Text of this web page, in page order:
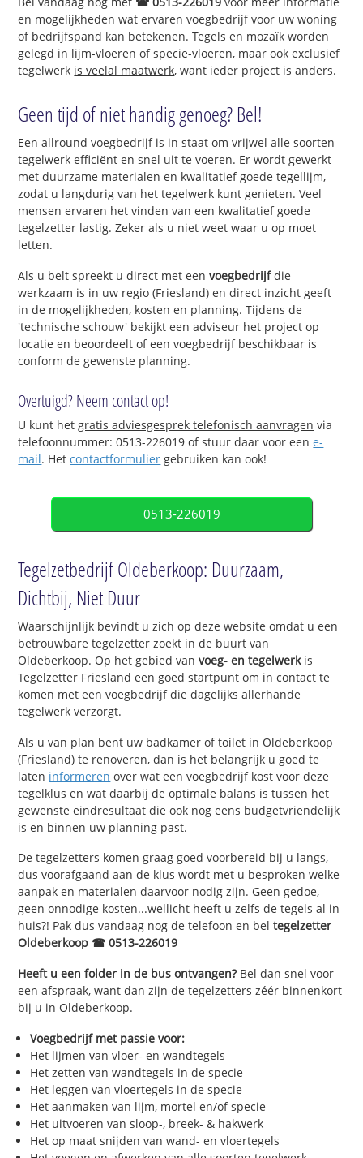
en mogelijkheden wat ervaren voegbedrijf voor uw woning
of bedrijfspand kan betekenen. Tegels en mozaïk worden
gelegd in lijm-vloeren of specie-vloeren, maar ook exclusief
tegelwerk is veelal maatwerk, want ieder project is anders.
Geen tijd of niet handig genoeg? Bel!
Een allround voegbedrijf is in staat om vrijwel alle soorten
tegelwerk efficiënt en snel uit te voeren. Er wordt gewerkt
met duurzame materialen en kwalitatief goede tegellijm,
zodat u langdurig van het tegelwerk kunt genieten. Veel
mensen ervaren het vinden van een kwalitatief goede
tegelzetter lastig. Zeker als u niet weet waar u op moet
letten.
Als u belt spreekt u direct met eenvoegbedrijfdie
werkzaam is in uw regio (Friesland) en direct inzicht geeft
in de mogelijkheden, kosten en planning. Tijdens de
'technische schouw' bekijkt een adviseur het project op
locatie en beoordeelt of een voegbedrijf beschikbaar is
conform de gewenste planning.
Overtuigd? Neem contact op!
U kunt hetgratis adviesgesprek telefonisch aanvragen via
telefoonnummer: 0513-226019 of stuur daar voor eene-
mail. Hetcontactformulier gebruiken kan ook!
0513-226019
Tegelzetbedrijf Oldeberkoop: Duurzaam,
Dichtbij, Niet Duur
Waarschijnlijk bevindt u zich op deze website omdat u een
betrouwbare tegelzetter zoekt in de buurt van
Oldeberkoop. Op het gebied van voeg- en tegelwerkis
Tegelzetter Friesland een goed startpunt om in contact te
komen met een voegbedrijf die dagelijks allerhande
tegelwerk verzorgt.
Als u van plan bent uw badkamer of toilet in Oldeberkoop
(Friesland) te renoveren, dan is het belangrijk u goed te
laten informeren over wat een voegbedrijf kost voor deze
tegelklus en wat daarbij de optimale balans is tussen het
gewenste eindresultaat die ook nog eens budgetvriendelijk
is en binnen uw planning past.
De tegelzetters komen graag goed voorbereid bij u langs,
dus voorafgaand aan de klus wordt met u besproken welke
aanpak en materialen daarvoor nodig zijn. Geen gedoe,
geen onnodige kosten...wellicht heeft u zelfs de tegels al in
huis?! Pak dus vandaag nog de telefoon en beltegelzetter
Oldeberkoop ☎ 0513-226019
Heeft u een folder in de bus ontvangen?Bel dan snel voor
een afspraak, want dan zijn de tegelzetters zéér binnenkort
bij u in Oldeberkoop.
Voegbedrijf met passie voor:
Het lijmen van vloer- en wandtegels
Het zetten van wandtegels in de specie
Het leggen van vloertegels in de specie
Het aanmaken van lijm, mortel en/of specie
Het uitvoeren van sloop-, breek- & hakwerk
Het op maat snijden van wand- en vloertegels